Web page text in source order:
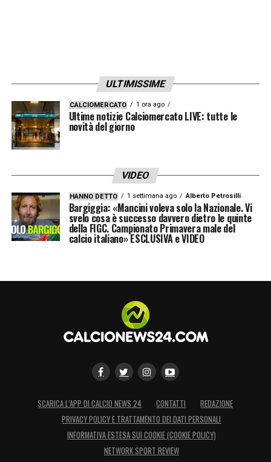
ULTIMISSIME
CALCIOMERCATO 1 ora ago
Ultime notizie Calciomercato LIVE: tutte le
novità del giorno
VIDEO
HANNO DETTO 1 settimana ago Alberto Petrosilli
Bargiggia: «Mancini voleva solo la Nazionale. Vi
svelo cosa è successo davvero dietro le quinte
della FIGC. Campionato Primavera male del
calcio italiano» ESCLUSIVA e VIDEO
SCARICA L’APP DI CALCIO NEWS 24 CONTATTI
REDAZIONE
PRIVACY POLICY E TRATTAMENTO DEI DATI PERSONALI
INFORMATIVA ESTESA SUI COOKIE (COOKIE POLICY)
NETWORK SPORT REVIEW